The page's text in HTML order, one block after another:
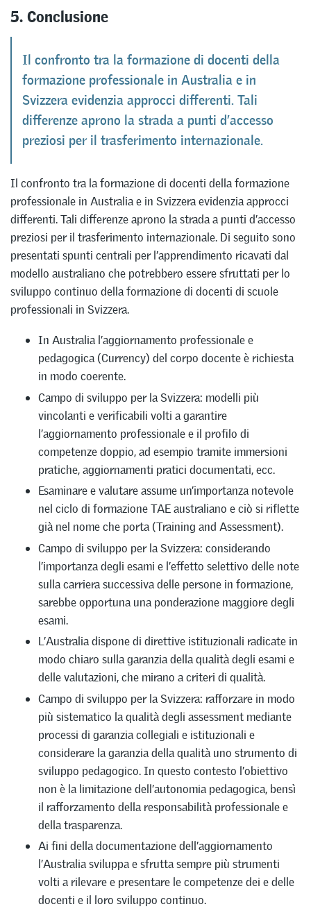
5. Conclusione
Il confronto tra la formazione di docenti della
formazione professionale in Australia e in
Svizzera evidenzia approcci differenti. Tali
differenze aprono la strada a punti d’accesso
preziosi per il trasferimento internazionale.
Il confronto tra la formazione di docenti della formazione
professionale in Australia e in Svizzera evidenzia approcci
differenti. Tali differenze aprono la strada a punti d’accesso
preziosi per il trasferimento internazionale. Di seguito sono
presentati spunti centrali per l’apprendimento ricavati dal
modello australiano che potrebbero essere sfruttati per lo
sviluppo continuo della formazione di docenti di scuole
professionali in Svizzera.
In Australia l’aggiornamento professionale e
pedagogica (Currency) del corpo docente è richiesta
in modo coerente.
Campo di sviluppo per la Svizzera: modelli più
vincolanti e verificabili volti a garantire
l’aggiornamento professionale e il profilo di
competenze doppio, ad esempio tramite immersioni
pratiche, aggiornamenti pratici documentati, ecc.
Esaminare e valutare assume un’importanza notevole
nel ciclo di formazione TAE australiano e ciò si riflette
già nel nome che porta (Training and Assessment).
Campo di sviluppo per la Svizzera: considerando
l’importanza degli esami e l’effetto selettivo delle note
sulla carriera successiva delle persone in formazione,
sarebbe opportuna una ponderazione maggiore degli
esami.
L’Australia dispone di direttive istituzionali radicate in
modo chiaro sulla garanzia della qualità degli esami e
delle valutazioni, che mirano a criteri di qualità.
Campo di sviluppo per la Svizzera: rafforzare in modo
più sistematico la qualità degli assessment mediante
processi di garanzia collegiali e istituzionali e
considerare la garanzia della qualità uno strumento di
sviluppo pedagogico. In questo contesto l’obiettivo
non è la limitazione dell’autonomia pedagogica, bensì
il rafforzamento della responsabilità professionale e
della trasparenza.
Ai fini della documentazione dell’aggiornamento
l’Australia sviluppa e sfrutta sempre più strumenti
volti a rilevare e presentare le competenze dei e delle
docenti e il loro sviluppo continuo.